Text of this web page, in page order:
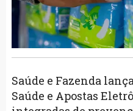
Saúde e Fazenda
Saúde e Apostas